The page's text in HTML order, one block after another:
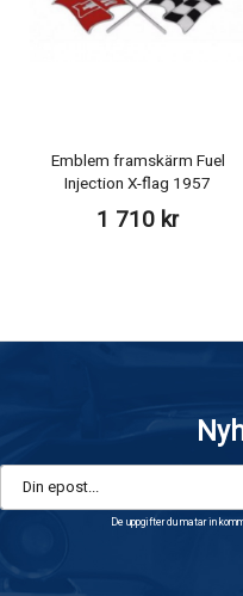
Emblem framskärm Fuel
Injection X-flag 1957
1 710 kr
De uppgifter du matar in